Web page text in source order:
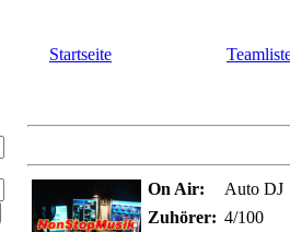
Startseite
On Air:
Auto DJ
Zuhörer: 4/100